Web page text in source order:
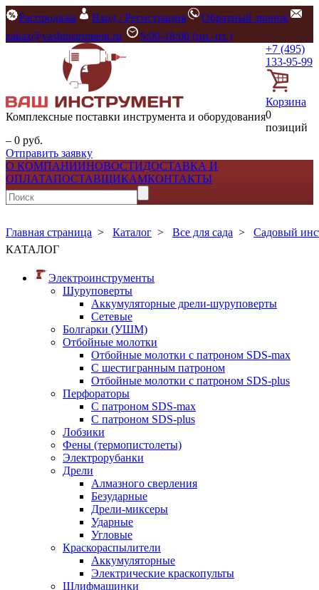
Распродажа Вход / Регистрация
Обратный звонок
zakaz@vashinstrument.ru
9:00-18:00 (пн.-пт.)
Комплексные поставки инструмента и оборудования
+7 (495)
133-95-99
Корзина
0
позиций
– 0 руб.
Отправить заявку
О КОМПАНИИНОВОСТИДОСТАВКА И
ОПЛАТАПОСТАВЩИКАМКОНТАКТЫ
Главная страница > Каталог > Все для сада > Садовый
КАТАЛОГ
Электроинструменты
Шуруповерты
Аккумуляторные дрели-шуруповерты
Сетевые
Болгарки (УШМ)
Отбойные молотки
Отбойные молотки с патроном SDS-max
С шестигранным патроном
Отбойные молотки с патроном SDS-plus
Перфораторы
С патроном SDS-max
С патроном SDS-plus
Лобзики
Фены (термопистолеты)
Электрорубанки
Дрели
Алмазного сверления
Безударные
Дрели-миксеры
Ударные
Угловые
Краскораспылители
Аккумуляторные
Электрические краскопульты
Шлифмашинки